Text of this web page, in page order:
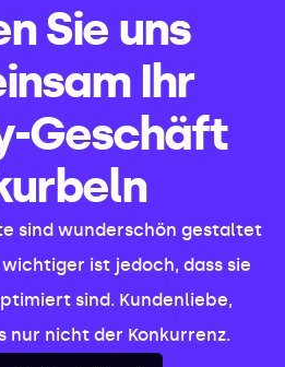
Sie uns
Ihr
Geschäft
sind wunderschön gestaltet
ist jedoch, dass sie
sind. Kundenliebe,
nur nicht der Konkurrenz.